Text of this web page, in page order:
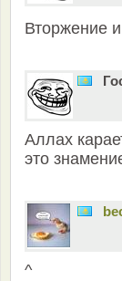
Вторжение
Аллах
это
^